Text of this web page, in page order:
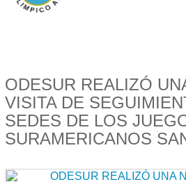
ODESUR REALIZÓ
VISITA DE
SEDES DE LOS
SURAMERICANOS